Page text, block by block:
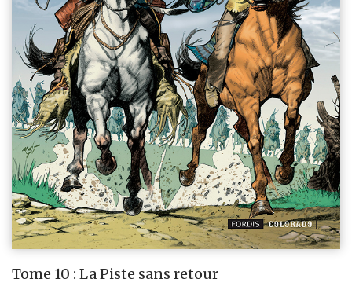
Tome 10 : La Piste sans retour